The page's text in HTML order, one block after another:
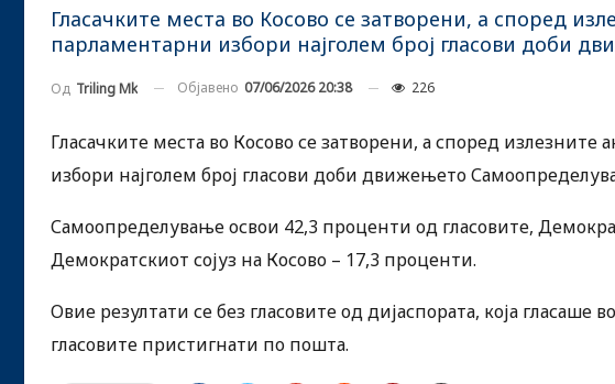
Гласачките места во Косово се затворени, а според
парламентарни избори најголем број гласови доби
Од Triling Mk Објавено 07/06/2026 20:38 226
Гласачките места во Косово се затворени, а според
избори најголем број гласови доби движењето
Самоопределување освои 42,3 проценти од гласовите,
Демократскиот сојуз на Косово – 17,3 проценти.
Овие резултати се без гласовите од дијаспората, која гласаше
гласовите пристигнати по пошта.